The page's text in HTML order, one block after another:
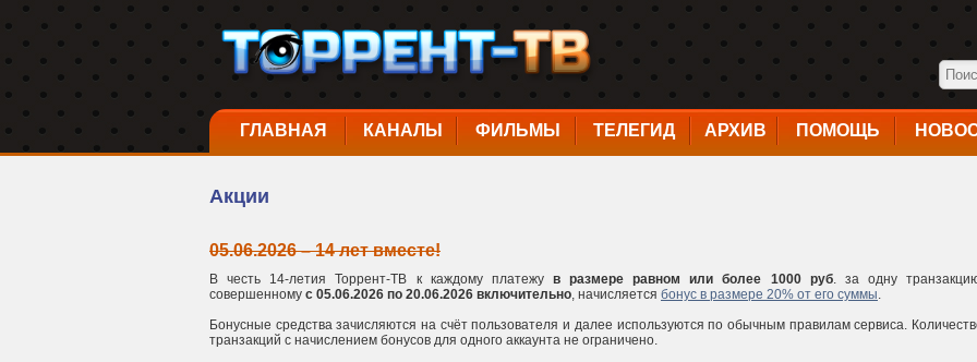
ГЛАВНАЯ КАНАЛЫ ФИЛЬМЫ ТЕЛЕГИД АРХИВ ПОМОЩЬ
Акции
05.06.2026 – 14 лет вместе!
В честь 14-летия Торрент-ТВ к каждому платежу в размере равном или более 1000 руб. за одну
совершенному с 05.06.2026 по 20.06.2026 включительно, начисляется бонус в размере 20% от его суммы.
Бонусные средства зачисляются на счёт пользователя и далее используются по обычным правилам сервиса.
транзакций с начислением бонусов для одного аккаунта не ограничено.